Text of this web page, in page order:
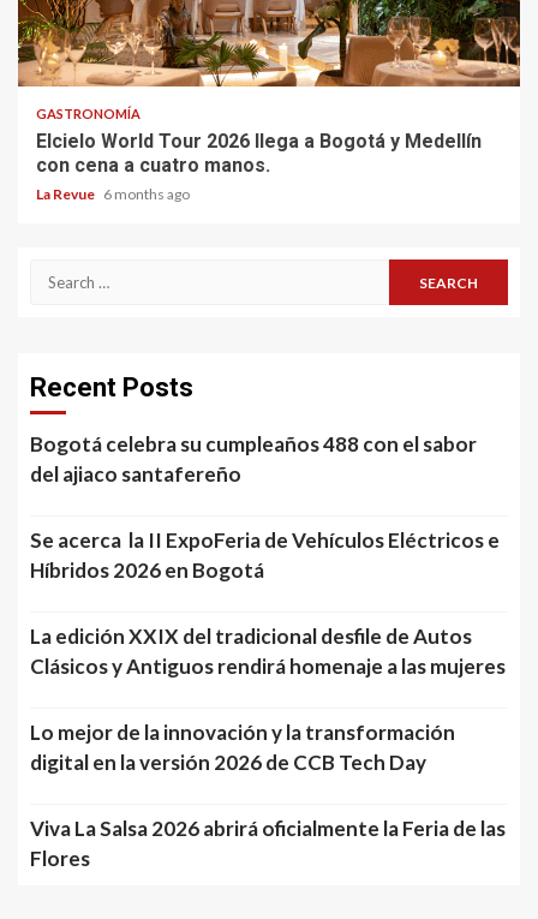
GASTRONOMÍA
Elcielo World Tour 2026 llega a Bogotá y Medellín
con cena a cuatro manos.
La Revue 6 months ago
Search
Recent Posts
Bogotá celebra su cumpleaños 488 con el sabor
del ajiaco santafereño
Se acerca la II ExpoFeria de Vehículos Eléctricos e
Híbridos 2026 en Bogotá
La edición XXIX del tradicional desfile de Autos
Clásicos y Antiguos rendirá homenaje a las mujeres
Lo mejor de la innovación y la transformación
digital en la versión 2026 de CCB Tech Day
Viva La Salsa 2026 abrirá oficialmente la Feria de las
Flores